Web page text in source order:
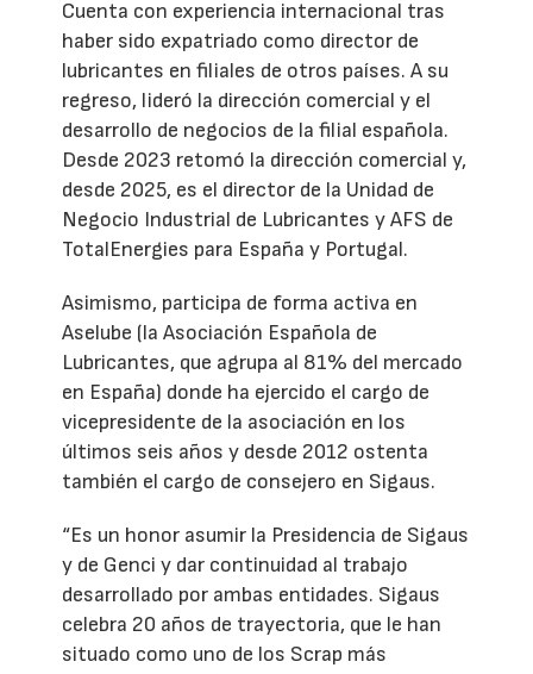
Cuenta con experiencia internacional tras
haber sido expatriado como director de
lubricantes en filiales de otros países. A su
regreso, lideró la dirección comercial y el
desarrollo de negocios de la filial española.
Desde 2023 retomó la dirección comercial y,
desde 2025, es el director de la Unidad de
Negocio Industrial de Lubricantes y AFS de
TotalEnergies para España y Portugal.
Asimismo, participa de forma activa en
Aselube (la Asociación Española de
Lubricantes, que agrupa al 81% del mercado
en España) donde ha ejercido el cargo de
vicepresidente de la asociación en los
últimos seis años y desde 2012 ostenta
también el cargo de consejero en Sigaus.
“Es un honor asumir la Presidencia de Sigaus
y de Genci y dar continuidad al trabajo
desarrollado por ambas entidades. Sigaus
celebra 20 años de trayectoria, que le han
situado como uno de los Scrap más